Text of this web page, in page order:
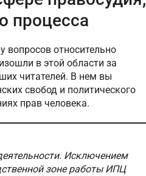
процесса
вопросов относительно
в этой области за
читателей. В нем вы
свобод и политического
прав человека.
Исключением
зоне работы ИПЦ